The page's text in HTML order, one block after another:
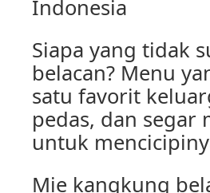
Indonesia
Siapa yang tidak
belacan? Menu
satu favorit
pedas, dan segar
untuk
Mie kangkung